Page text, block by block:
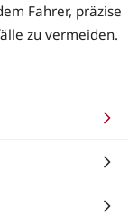
Fahrer, präzise
zu vermeiden.